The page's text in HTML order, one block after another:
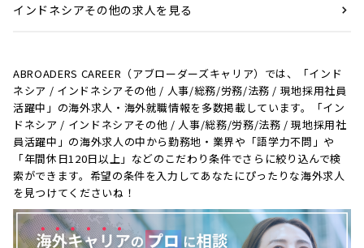
インドネシアその他の求人を見る
ABROADERS CAREER（アブローダーズキャリア）では、「インド
ネシア / インドネシアその他 / 人事/総務/労務/法務 / 現地採用社員
活躍中」の海外求人・海外就職情報を多数掲載しています。「イン
ドネシア / インドネシアその他 / 人事/総務/労務/法務 / 現地採用社
員活躍中」の海外求人の中から勤務地・業界や「語学力不問」や
「年間休日120日以上」などのこだわり条件でさらに絞り込んで検
索ができます。希望の条件を入力してあなたにぴったりな海外求人
を見つけてくださいね！